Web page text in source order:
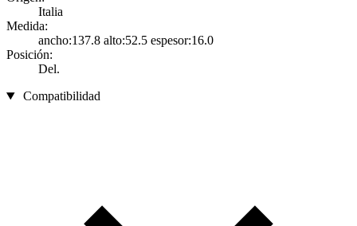
Italia
Medida:
ancho:137.8 alto:52.5 espesor:16.0
Posición:
Del.
Compatibilidad